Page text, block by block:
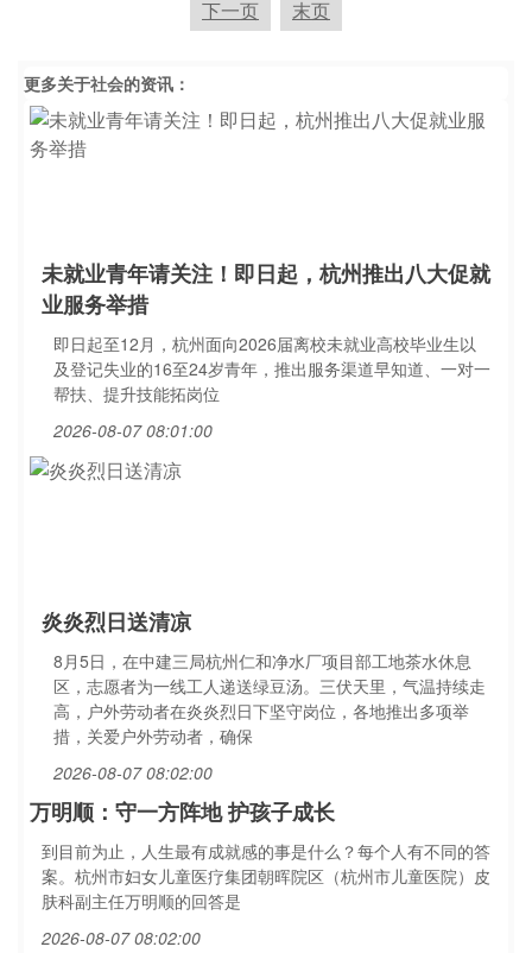
下一页 末页
更多关于社会的资讯：
未就业青年请关注！即日起，杭州推出八大促就
业服务举措
即日起至12月，杭州面向2026届离校未就业高校毕业生以
及登记失业的16至24岁青年，推出服务渠道早知道、一对一
帮扶、提升技能拓岗位
2026-08-07 08:01:00
炎炎烈日送清凉
8月5日，在中建三局杭州仁和净水厂项目部工地茶水休息
区，志愿者为一线工人递送绿豆汤。三伏天里，气温持续走
高，户外劳动者在炎炎烈日下坚守岗位，各地推出多项举
措，关爱户外劳动者，确保
2026-08-07 08:02:00
万明顺：守一方阵地 护孩子成长
到目前为止，人生最有成就感的事是什么？每个人有不同的答
案。杭州市妇女儿童医疗集团朝晖院区（杭州市儿童医院）皮
肤科副主任万明顺的回答是
2026-08-07 08:02:00